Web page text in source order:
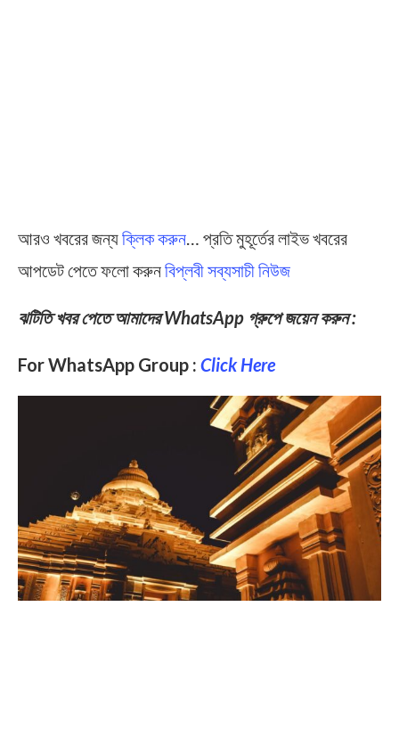
আরও খবরের জন্যক্লিক করুন… প্রতি মুহূর্তের লাইভ খবরের
আপডেট পেতে ফলো করুনবিপ্লবী সব্যসাচী নিউজ
ঝটিতি খবর পেতে আমাদের WhatsApp গ্রুপে জয়েন করুন :
For WhatsApp Group : Click Here